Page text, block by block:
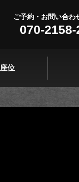
ご予約・お問い合わ
070-
座位